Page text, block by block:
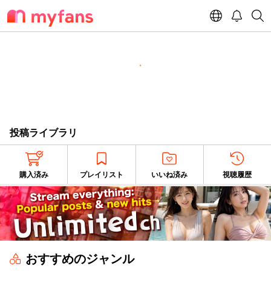
投稿ライブラリ
購入済み プレイリスト いいね済み 視聴履歴
おすすめのジャンル